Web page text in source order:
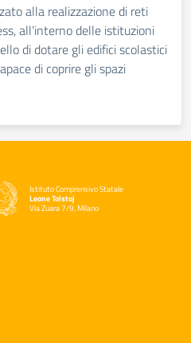
alla realizzazione di reti
all’interno delle istituzioni
di dotare gli edifici scolastici
di coprire gli spazi
Istituto Comprensivo Statale
Leone Tolstoj
Via Zuara 7/9, Milano
— Visita la pagina iniziale della scuola